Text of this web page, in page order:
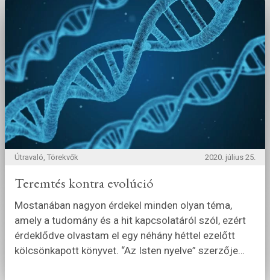
Útravaló, Törekvők 2020. július 25.
Teremtés kontra evolúció
Mostanában nagyon érdekel minden olyan téma,
amely a tudomány és a hit kapcsolatáról szól, ezért
érdeklődve olvastam el egy néhány héttel ezelőtt
kölcsönkapott könyvet. “Az Isten nyelve” szerzője…